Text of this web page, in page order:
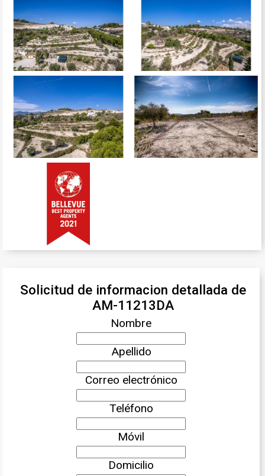
Solicitud de informacion detallada de
AM-11213DA
Nombre
Apellido
Correo electrónico
Teléfono
Móvil
Domicilio